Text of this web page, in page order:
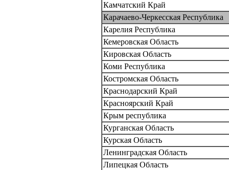
Камчатский Край
Карачаево-Черкесская Республика
Карелия Республика
Кемеровская Область
Кировская Область
Коми Республика
Костромская Область
Краснодарский Край
Красноярский Край
Крым республика
Курганская Область
Курская Область
Ленинградская Область
Липецкая Область